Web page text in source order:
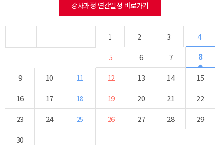
강사과정 연간일정 바로가기
1 2 3
4
5
6 7 8
9 10 11 12 13 14
15
16
17 18 19 20 21
22
23
24 25 26 27 28
29
30